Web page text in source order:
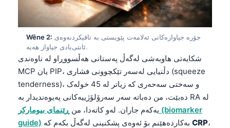
Wêne 2:
ئانتی‌بادی جیاواز هەیە.
شکایەتی هاوبەشی لەگەڵ پەستانی هەڵسووڕاو لە ناوەندی
MCP یان PIP، دڵنیایی لەسەر تێکچوونی فشاری (squeeze
tenderness)، و سەختی سەحەری کە زیاتر لە 45 خولەک
دەبێت، من دەباتە سەر سەرۆلۆژییەکانی پەیوەندیدار بە RA لە
یەکەم جاران. لەو کاتەدا، من ڕێنمای بیومارکر (biomarker
guide)
CRP،